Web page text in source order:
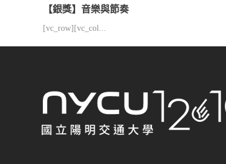
【銀獎】音樂與節奏
[vc_row][vc_col...